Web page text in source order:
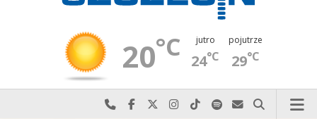
20°C jutro
24°C
pojutrze
29°C
Najlepiej po prostu do nas zadzwoń
Odwiedź nas na Facebook-u
Odwiedź nas na X
Odwiedź nas na Instagram-ie
Odwiedź nas na TikTok-u
Szukaj nas na Spotify
Wyślij do nas
Szukaj